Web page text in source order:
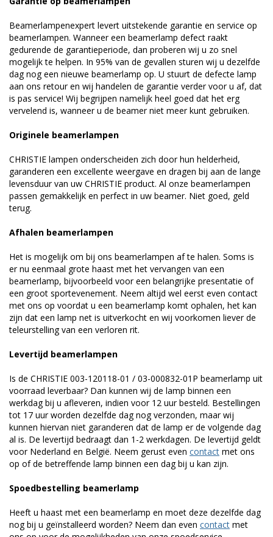
Beamerlampenexpert levert uitstekende garantie en service op
beamerlampen. Wanneer een beamerlamp defect raakt
gedurende de garantieperiode, dan proberen wij u zo snel
mogelijk te helpen. In 95% van de gevallen sturen wij u dezelfde
dag nog een nieuwe beamerlamp op. U stuurt de defecte lamp
aan ons retour en wij handelen de garantie verder voor u af, dat
is pas service! Wij begrijpen namelijk heel goed dat het erg
vervelend is, wanneer u de beamer niet meer kunt gebruiken.
Originele beamerlampen
CHRISTIE lampen onderscheiden zich door hun helderheid,
garanderen een excellente weergave en dragen bij aan de lange
levensduur van uw CHRISTIE product. Al onze beamerlampen
passen gemakkelijk en perfect in uw beamer. Niet goed, geld
terug.
Afhalen beamerlampen
Het is mogelijk om bij ons beamerlampen af te halen. Soms is
er nu eenmaal grote haast met het vervangen van een
beamerlamp, bijvoorbeeld voor een belangrijke presentatie of
een groot sportevenement. Neem altijd wel eerst even contact
met ons op voordat u een beamerlamp komt ophalen, het kan
zijn dat een lamp net is uitverkocht en wij voorkomen liever de
teleurstelling van een verloren rit.
Levertijd beamerlampen
Is de CHRISTIE 003-120118-01 / 03-000832-01P beamerlamp uit
voorraad leverbaar? Dan kunnen wij de lamp binnen een
werkdag bij u afleveren, indien voor 12 uur besteld. Bestellingen
tot 17 uur worden dezelfde dag nog verzonden, maar wij
kunnen hiervan niet garanderen dat de lamp er de volgende dag
al is. De levertijd bedraagt dan 1-2 werkdagen. De levertijd geldt
voor Nederland en België. Neem gerust even contact met ons
op of de betreffende lamp binnen een dag bij u kan zijn.
Spoedbestelling beamerlamp
Heeft u haast met een beamerlamp en moet deze dezelfde dag
nog bij u geïnstalleerd worden? Neem dan even contact met